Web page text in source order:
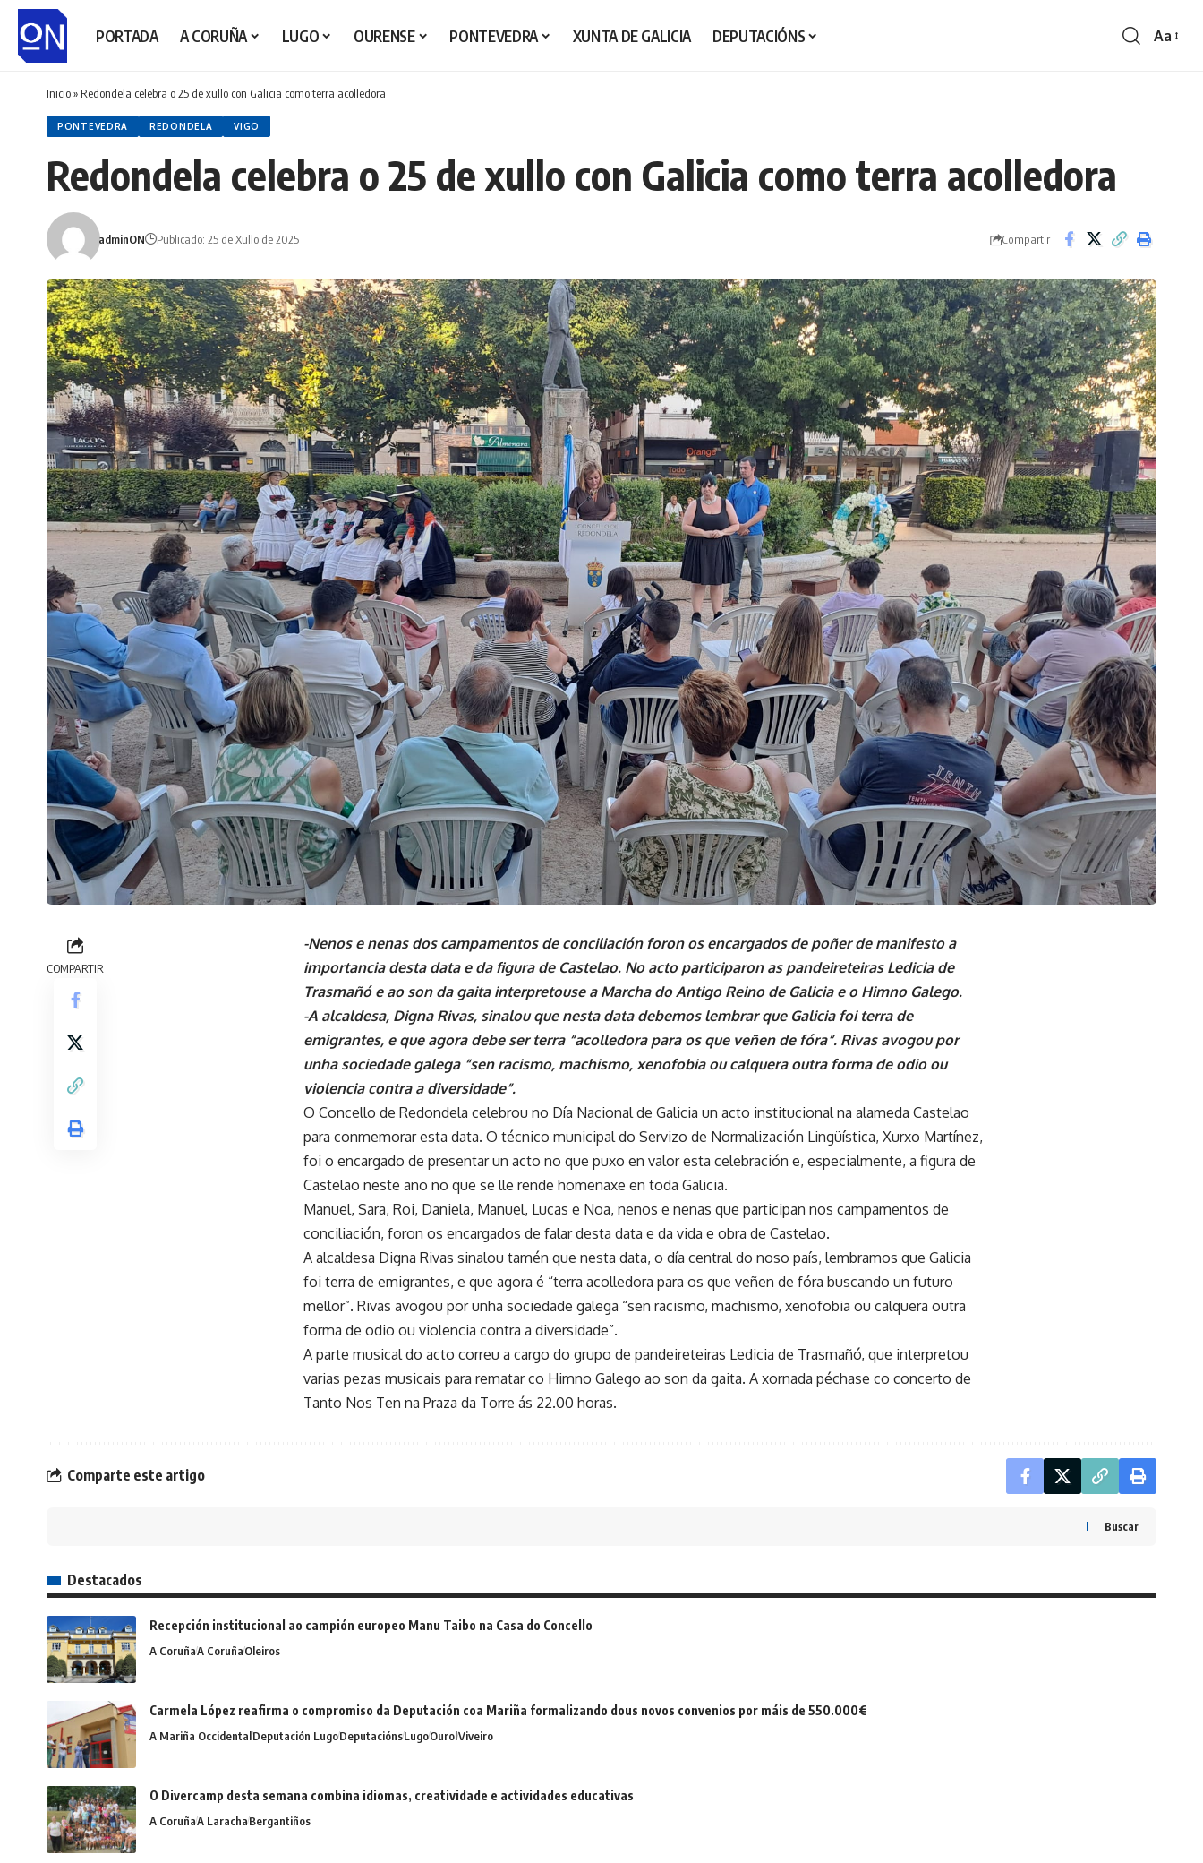
PORTADA A CORUÑA LUGO OURENSE PONTEVEDRA XUNTA DE GALICIA DEPUTACIÓNS Aa
Inicio» Redondela celebra o 25 de xullo con Galicia como terra acolledora
PONTEVEDRA REDONDELA VIGO
Redondela celebra o 25 de xullo con Galicia como terra acolledora
adminON Publicado: 25 de Xullo de 2025 Compartir
COMPARTIR
-Nenos e nenas dos campamentos de conciliación foron os encargados de poñer de manifesto a
importancia desta data e da figura de Castelao. No acto participaron as pandeireteiras Ledicia de
Trasmañó e ao son da gaita interpretouse a Marcha do Antigo Reino de Galicia e o Himno Galego.
-A alcaldesa, Digna Rivas, sinalou que nesta data debemos lembrar que Galicia foi terra de
emigrantes, e que agora debe ser terra “acolledora para os que veñen de fóra”. Rivas avogou por
unha sociedade galega “sen racismo, machismo, xenofobia ou calquera outra forma de odio ou
violencia contra a diversidade”.
O Concello de Redondela celebrou no Día Nacional de Galicia un acto institucional na alameda Castelao
para conmemorar esta data. O técnico municipal do Servizo de Normalización Lingüística, Xurxo Martínez,
foi o encargado de presentar un acto no que puxo en valor esta celebración e, especialmente, a figura de
Castelao neste ano no que se lle rende homenaxe en toda Galicia.
Manuel, Sara, Roi, Daniela, Manuel, Lucas e Noa, nenos e nenas que participan nos campamentos de
conciliación, foron os encargados de falar desta data e da vida e obra de Castelao.
A alcaldesa Digna Rivas sinalou tamén que nesta data, o día central do noso país, lembramos que Galicia
foi terra de emigrantes, e que agora é “terra acolledora para os que veñen de fóra buscando un futuro
mellor”. Rivas avogou por unha sociedade galega “sen racismo, machismo, xenofobia ou calquera outra
forma de odio ou violencia contra a diversidade”.
A parte musical do acto correu a cargo do grupo de pandeireteiras Ledicia de Trasmañó, que interpretou
varias pezas musicais para rematar co Himno Galego ao son da gaita. A xornada péchase co concerto de
Tanto Nos Ten na Praza da Torre ás 22.00 horas.
Comparte este artigo
Buscar
Destacados
Recepción institucional ao campión europeo Manu Taibo na Casa do Concello
A CoruñaA CoruñaOleiros
Carmela López reafirma o compromiso da Deputación coa Mariña formalizando dous novos convenios por máis de 550.000€
A Mariña OccidentalDeputación LugoDeputaciónsLugoOurolViveiro
O Divercamp desta semana combina idiomas, creatividade e actividades educativas
A CoruñaA LarachaBergantiños